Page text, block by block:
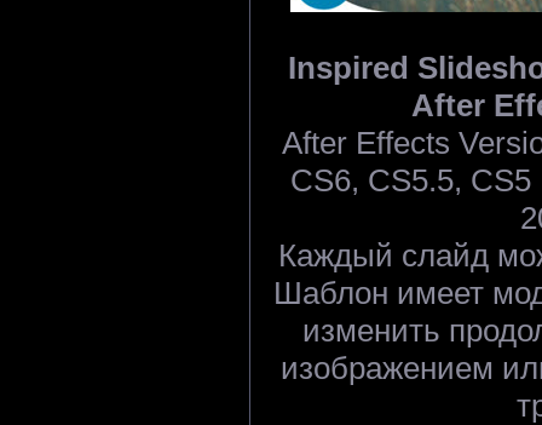
Inspired
After
After Effects
CS6, CS5.5,
Каждый слайд
Шаблон имеет
изменить
изображением